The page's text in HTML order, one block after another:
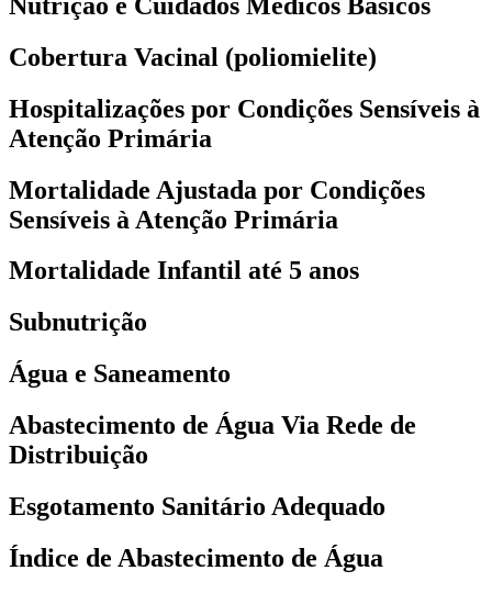
Cobertura Vacinal (poliomielite)
Hospitalizações por Condições Sensíveis à
Atenção Primária
Mortalidade Ajustada por Condições
Sensíveis à Atenção Primária
Mortalidade Infantil até 5 anos
Subnutrição
Água e Saneamento
Abastecimento de Água Via Rede de
Distribuição
Esgotamento Sanitário Adequado
Índice de Abastecimento de Água